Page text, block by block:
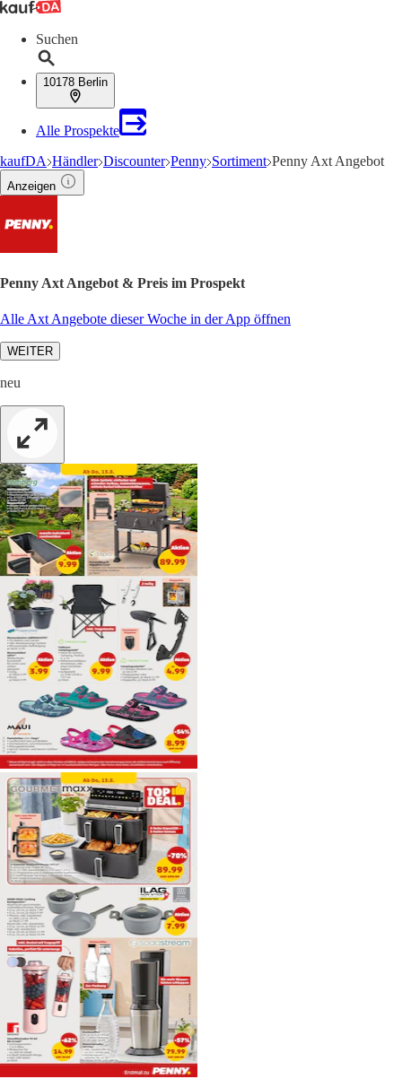
Suchen
10178 Berlin
Alle Prospekte
kaufDA Händler Discounter Penny Sortiment Penny Axt Angebot
Anzeigen
Penny Axt Angebot & Preis im Prospekt
Alle Axt Angebote dieser Woche in der App öffnen
WEITER
neu